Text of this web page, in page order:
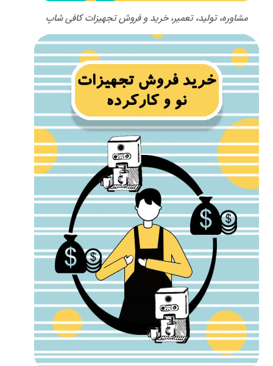
مشاوره، تولید، تعمیر، خرید و فروش تجهیزات کافی شاپ